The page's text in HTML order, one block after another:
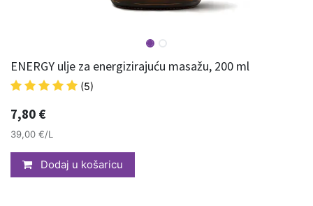
ENERGY ulje za energizirajuću masažu, 200 ml
(5)
7,80 €
39,00 €/L
Dodaj u košaricu